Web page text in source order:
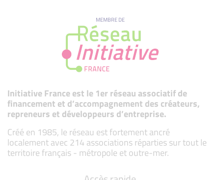
MEMBRE DE
Initiative France est le 1er réseau associatif de
financement et d’accompagnement des créateurs,
repreneurs et développeurs d’entreprise.
Créé en 1985, le réseau est fortement ancré
localement avec 214 associations réparties sur tout le
territoire français - métropole et outre-mer.